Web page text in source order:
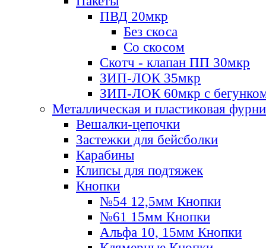
ПВД 20мкр
Без скоса
Со скосом
Скотч - клапан ПП 30мкр
ЗИП-ЛОК 35мкр
ЗИП-ЛОК 60мкр с
Металлическая и пластиковая
Вешалки-цепочки
Застежки для бейсболки
Карабины
Клипсы для подтяжек
Кнопки
№54 12,5мм Кнопки
№61 15мм Кнопки
Альфа 10, 15мм Кнопки